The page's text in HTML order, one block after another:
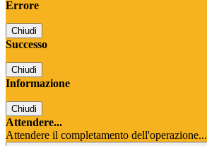
Errore
Chiudi
Successo
Chiudi
Informazione
Chiudi
Attendere...
Attendere il completamento dell'operazione...